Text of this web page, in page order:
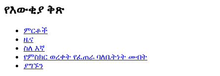
የእውቂያ ቅጽ
ምርቶች
ዜና
ስለ እኛ
የምስክር ወረቀት የፈጠራ ባለቤትነት መብት
ያግኙን